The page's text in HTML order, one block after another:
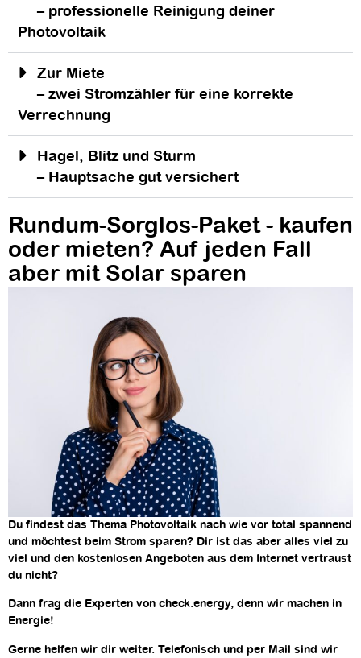
– professionelle Reinigung deiner
Photovoltaik
Zur Miete
– zwei Stromzähler für eine korrekte
Verrechnung
Hagel, Blitz und Sturm
– Hauptsache gut versichert
Rundum-Sorglos-Paket - kaufen
oder mieten? Auf jeden Fall
aber mit Solar sparen
Du findest das Thema Photovoltaik nach wie vor total spannend
und möchtest beim Strom sparen? Dir ist das aber alles viel zu
viel und den kostenlosen Angeboten aus dem Internet vertraust
du nicht?
Dann frag die Experten von check.energy, denn wir machen in
Energie!
Gerne helfen wir dir weiter. Telefonisch und per Mail sind wir